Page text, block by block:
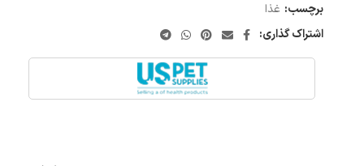
برچسب: غذا
اشتراک گذاری: